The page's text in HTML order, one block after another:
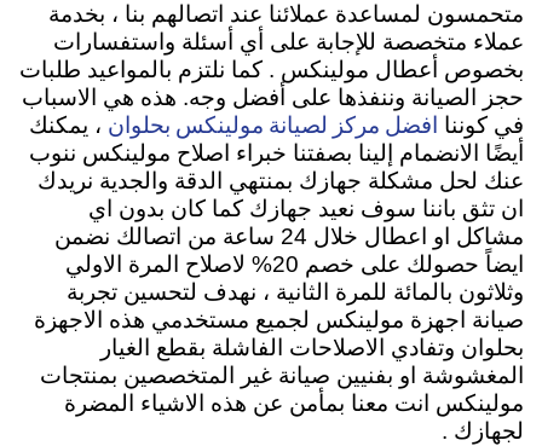
متحمسون لمساعدة عملائنا عند اتصالهم بنا ، بخدمة
عملاء متخصصة للإجابة على أي أسئلة واستفسارات
بخصوص أعطال مولينكس . كما نلتزم بالمواعيد طلبات
حجز الصيانة وننفذها على أفضل وجه. هذه هي الاسباب
في كوننا افضل مركز لصيانة مولينكس بحلوان ، يمكنك
أيضًا الانضمام إلينا بصفتنا خبراء اصلاح مولينكس ننوب
عنك لحل مشكلة جهازك بمنتهي الدقة والجدية نريدك
ان تثق باننا سوف نعيد جهازك كما كان بدون اي
مشاكل او اعطال خلال 24 ساعة من اتصالك نضمن
ايضاً حصولك على خصم 20% لاصلاح المرة الاولي
وثلاثون بالمائة للمرة الثانية ، نهدف لتحسين تجربة
صيانة اجهزة مولينكس لجميع مستخدمي هذه الاجهزة
بحلوان وتفادي الاصلاحات الفاشلة بقطع الغيار
المغشوشة او بفنيين صيانة غير المتخصصين بمنتجات
مولينكس انت معنا بمأمن عن هذه الاشياء المضرة
لجهازك .